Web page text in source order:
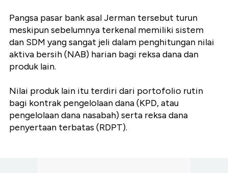
Pangsa pasar bank asal Jerman tersebut turun
meskipun sebelumnya terkenal memiliki sistem
dan SDM yang sangat jeli dalam penghitungan nilai
aktiva bersih (NAB) harian bagi reksa dana dan
produk lain.
Nilai produk lain itu terdiri dari portofolio rutin
bagi kontrak pengelolaan dana (KPD, atau
pengelolaan dana nasabah) serta reksa dana
penyertaan terbatas (RDPT).